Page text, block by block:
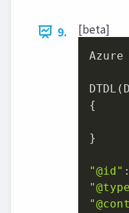
9. [beta]
{
}
"@id"